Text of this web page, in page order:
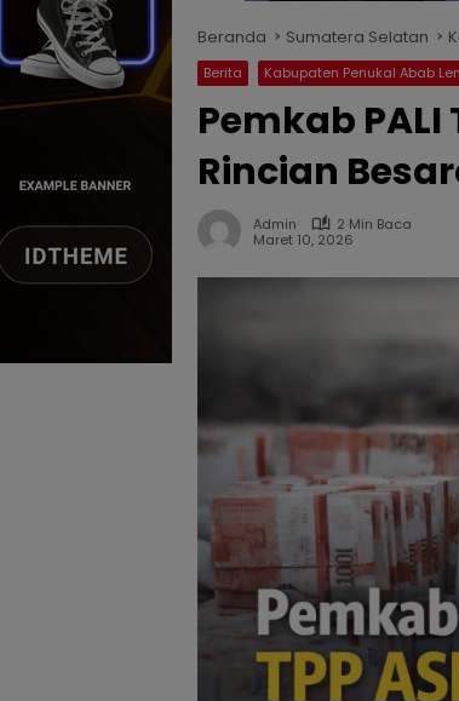
Beranda Sumatera Selatan
Berita Kabupaten Penukal Abab
‎Pemkab PALI
Rincian
Admin
2 Min Baca
Maret 10, 2026